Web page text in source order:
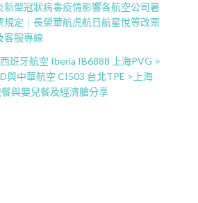
新型冠狀病毒疫情影響各航空公司暑
規定｜長榮華航虎航日航星悅等改票
客服專線
班牙航空 Iberia IB6888 上海PVG >
與中華航空 CI503 台北TPE >上海
與嬰兒餐及經濟艙分享